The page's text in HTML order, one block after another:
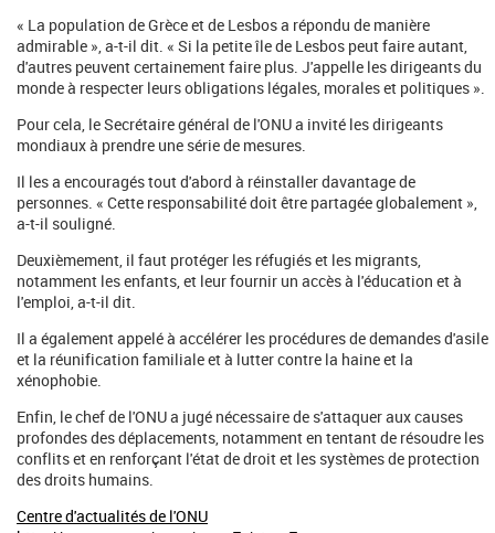
« La population de Grèce et de Lesbos a répondu de manière
admirable », a-t-il dit. « Si la petite île de Lesbos peut faire autant,
d'autres peuvent certainement faire plus. J'appelle les dirigeants du
monde à respecter leurs obligations légales, morales et politiques ».
Pour cela, le Secrétaire général de l'ONU a invité les dirigeants
mondiaux à prendre une série de mesures.
Il les a encouragés tout d'abord à réinstaller davantage de
personnes. « Cette responsabilité doit être partagée globalement »,
a-t-il souligné.
Deuxièmement, il faut protéger les réfugiés et les migrants,
notamment les enfants, et leur fournir un accès à l'éducation et à
l'emploi, a-t-il dit.
Il a également appelé à accélérer les procédures de demandes d'asile
et la réunification familiale et à lutter contre la haine et la
xénophobie.
Enfin, le chef de l'ONU a jugé nécessaire de s'attaquer aux causes
profondes des déplacements, notamment en tentant de résoudre les
conflits et en renforçant l'état de droit et les systèmes de protection
des droits humains.
Centre d'actualités de l'ONU